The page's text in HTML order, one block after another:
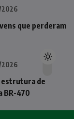
que perderam
estrutura de
BR-470